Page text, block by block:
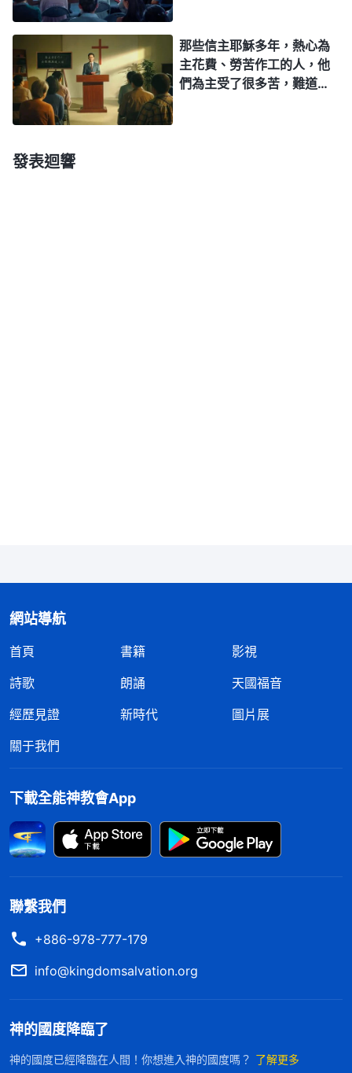
接我們進天國，難道我們這
樣實行不對嗎？
那些信主耶穌多年，熱心為
主花費、勞苦作工的人，他
們為主受了很多苦，難道他
發表迴響
網站導航
首頁 書籍
影視
詩歌
朗誦
天國福音
經歷見證
新時代
圖片展
關于我們
下載全能神教會App
聯繫我們
+886-978-777-179
info@kingdomsalvation.org
神的國度降臨了
神的國度已經降臨在人間！你想進入神的國度嗎？ 了解更多